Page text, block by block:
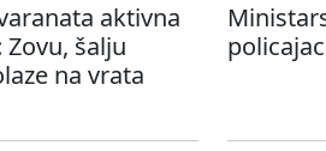
aktivna
Zovu, šalju
na vrata